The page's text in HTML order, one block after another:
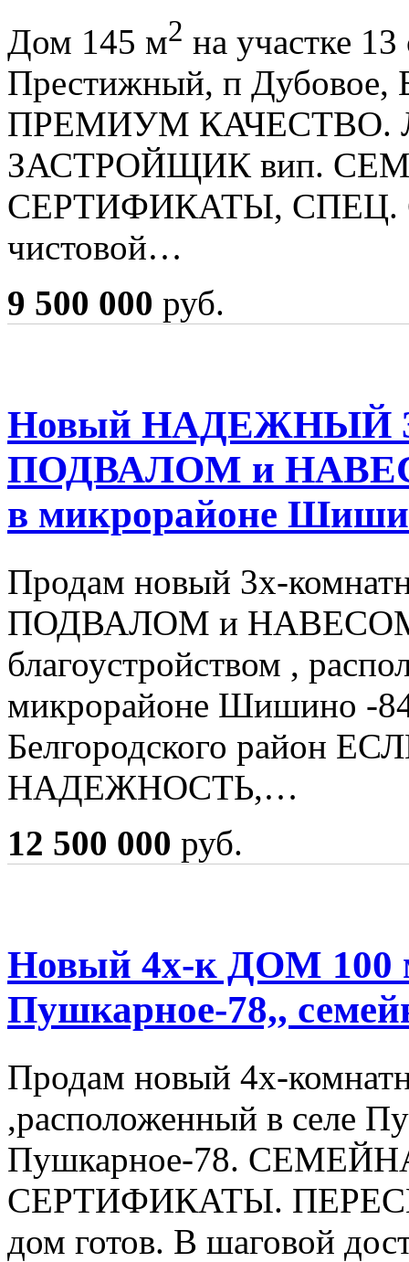
Дом 145 м2 на участке
Престижный, п Дубовое,
ПРЕМИУМ КАЧЕСТВО.
ЗАСТРОЙЩИК вип.
СЕРТИФИКАТЫ, СПЕЦ.
чистовой…
9 500 000 руб.
Новый НАДЕЖНЫЙ
ПОДВАЛОМ и
в микрорайоне
Продам новый 3х-
ПОДВАЛОМ и
благоустройством ,
микрорайоне Шишино -
Белгородского район
НАДЕЖНОСТЬ,…
12 500 000 руб.
Новый 4х-к ДОМ 100
Пушкарное-78,,
Продам новый 4х-
,расположенный в селе
Пушкарное-78.
СЕРТИФИКАТЫ.
дом готов. В шаговой